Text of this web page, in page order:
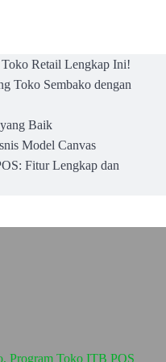
Retail Lengkap Ini!
Toko Sembako dengan
Baik
Model Canvas
Fitur Lengkap dan
Program Toko ITB POS